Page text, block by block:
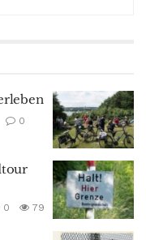
0
0 79